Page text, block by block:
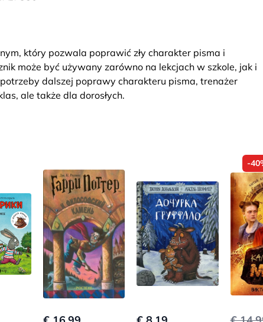
który pozwala poprawić zły charakter pisma i
może być używany zarówno na lekcjach w szkole, jak i
dalszej poprawy charakteru pisma, trenażer
ale także dla dorosłych.
-